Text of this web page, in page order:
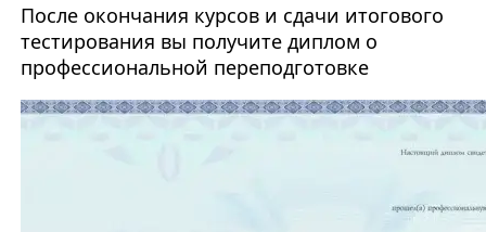
После окончания курсов и сдачи итогового
тестирования вы получите диплом о
профессиональной переподготовке